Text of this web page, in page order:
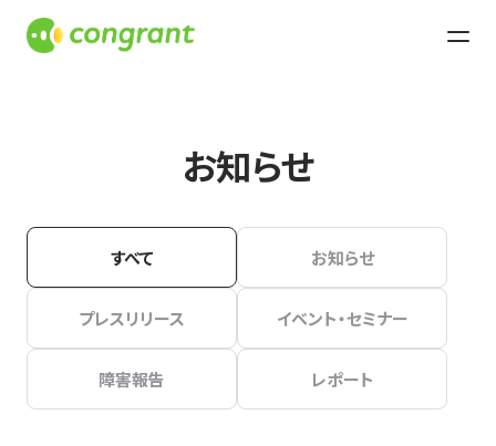
お知らせ
すべて お知らせ
プレスリリース イベント・セミナー
障害報告 レポート